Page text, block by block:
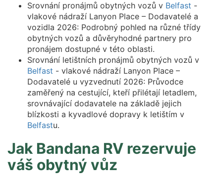
Srovnání pronájmů obytných vozů v Belfast -
vlakové nádraží Lanyon Place – Dodavatelé a
vozidla 2026: Podrobný pohled na různé třídy
obytných vozů a důvěryhodné partnery pro
pronájem dostupné v této oblasti.
Srovnání letištních pronájmů obytných vozů v
Belfast - vlakové nádraží Lanyon Place –
Dodavatelé u vyzvednutí 2026: Průvodce
zaměřený na cestující, kteří přilétají letadlem,
srovnávající dodavatele na základě jejich
blízkosti a kyvadlové dopravy k letištím v
Belfastu.
Jak Bandana RV rezervuje
váš obytný vůz